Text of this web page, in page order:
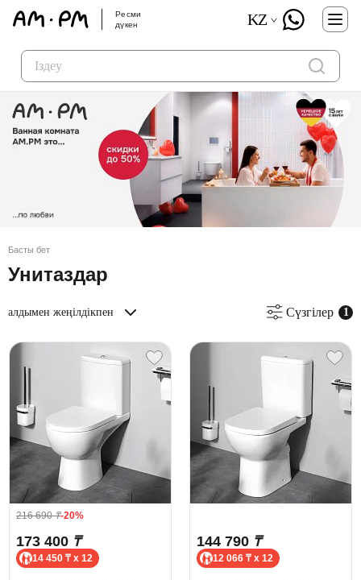
Ресми
дүкен
KZ
Басты бет
Унитаздар
алдымен жеңілдікпен Сүзгілер
216 690₸-20%
173 400 ₸
14 450 ₸ x 12
144 790 ₸
12 066 ₸ x 12